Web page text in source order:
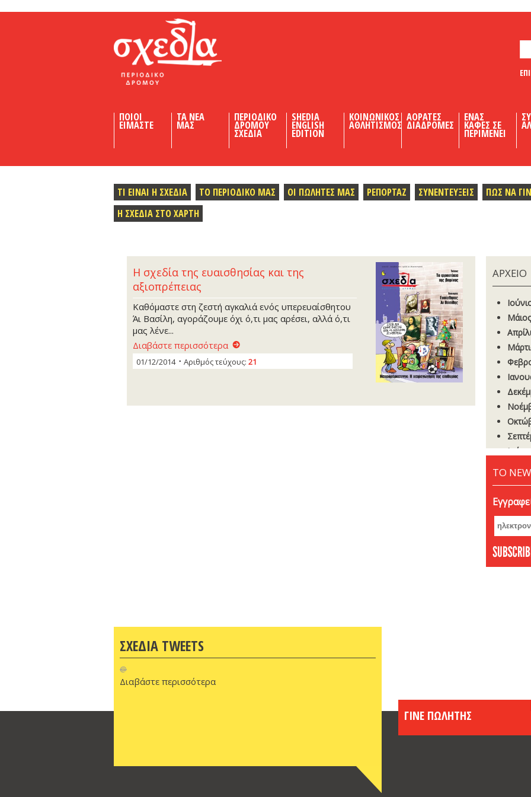
ΠΟΙΟΙ
ΕΙΜΑΣΤΕ
ΤΑ ΝΕΑ
ΜΑΣ
ΠΕΡΙΟΔΙΚΟ
ΔΡΟΜΟΥ
ΣΧΕΔΙΑ
SHEDIA
ENGLISH
EDITION
ΚΟΙΝΩΝΙΚΟΣ
ΑΘΛΗΤΙΣΜΟΣ
ΑΟΡΑΤΕΣ
ΔΙΑΔΡΟΜΕΣ
ΕΝΑΣ
ΚΑΦΕΣ ΣΕ
ΠΕΡΙΜΕΝΕΙ
ΤΙ ΕΙΝΑΙ Η ΣΧΕΔΙΑ ΤΟ ΠΕΡΙΟΔΙΚΟ ΜΑΣ ΟΙ ΠΩΛΗΤΕΣ ΜΑΣ ΡΕΠΟΡΤΑΖ ΣΥΝΕΝΤΕΥΞΕΙΣ
ΠΩΣ ΝΑ
Η ΣΧΕΔΙΑ ΣΤΟ ΧΑΡΤΗ
Η σχεδία της ευαισθησίας και της
αξιοπρέπειας
Καθόμαστε στη ζεστή αγκαλιά ενός υπερευαίσθητου
Άι Βασίλη, αγοράζουμε όχι ό,τι μας αρέσει, αλλά ό,τι
μας λένε...
Διαβάστε περισσότερα
01/12/2014 Αριθμός τεύχους: 21
ΑΡΧΕΙΟ
ΤΟ
ΣΧΕΔΙΑ TWEETS
@
Διαβάστε περισσότερα
ΓΙΝΕ ΠΩΛΗΤΗΣ